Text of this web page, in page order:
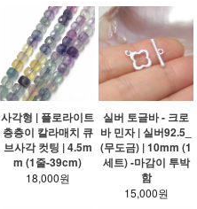
사각형 | 플로라이트
층층이 칼라매치 큐
브사각 컷팅 | 4.5m
m (1줄-39cm)
18,000원
실버 토글바 - 크로
바 민자 | 실버92.5_
(무도금) | 10mm (1
세트) -마감이 투박
함
15,000원